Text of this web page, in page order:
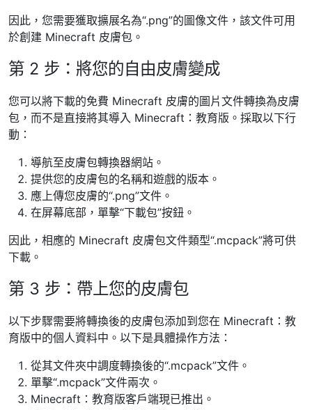
因此，您需要獲取擴展名為“.png”的圖像文件，該文件可用
於創建 Minecraft 皮膚包。
第 2 步：將您的自由皮膚變成
您可以將下載的免費 Minecraft 皮膚的圖片文件轉換為皮膚
包，而不是直接將其導入 Minecraft：教育版。採取以下行
動：
導航至皮膚包轉換器網站。
提供您的皮膚包的名稱和遊戲的版本。
應上傳您皮膚的“.png”文件。
在屏幕底部，單擊“下載包”按鈕。
因此，相應的 Minecraft 皮膚包文件類型“.mcpack”將可供
下載。
第 3 步：帶上您的皮膚包
以下步驟需要將轉換後的皮膚包添加到您在 Minecraft：教
育版中的個人資料中。以下是具體操作方法：
從其文件夾中調度轉換後的“.mcpack”文件。
單擊“.mcpack”文件兩次。
Minecraft：教育版客戶端現已推出。